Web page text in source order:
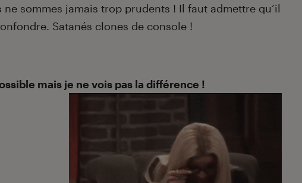
sommes jamais trop prudents ! Il faut admettre qu’il
Satanés clones de console !
mais je ne vois pas la différence !